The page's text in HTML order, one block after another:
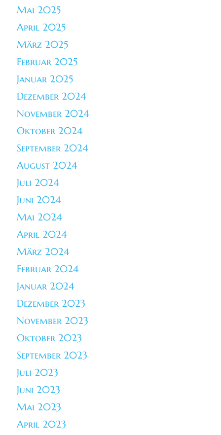
Mai 2025
April 2025
März 2025
Februar 2025
Januar 2025
Dezember 2024
November 2024
Oktober 2024
September 2024
August 2024
Juli 2024
Juni 2024
Mai 2024
April 2024
März 2024
Februar 2024
Januar 2024
Dezember 2023
November 2023
Oktober 2023
September 2023
Juli 2023
Juni 2023
Mai 2023
April 2023